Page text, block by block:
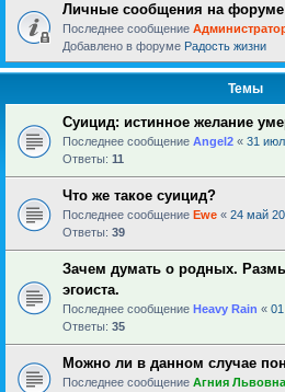
Личные сообщения на форуме
Последнее сообщение
Добавлено в форуме Радость жизни
Темы
Суицид: истинное желание
Последнее сообщение Angel2 « 31
Ответы: 11
Что же такое суицид?
Последнее сообщение Ewe « 24 май
Ответы: 39
Зачем думать о родных.
эгоиста.
Последнее сообщение Heavy Rain «
Ответы: 35
Можно ли в данном случае
Последнее сообщение Агния Львовна